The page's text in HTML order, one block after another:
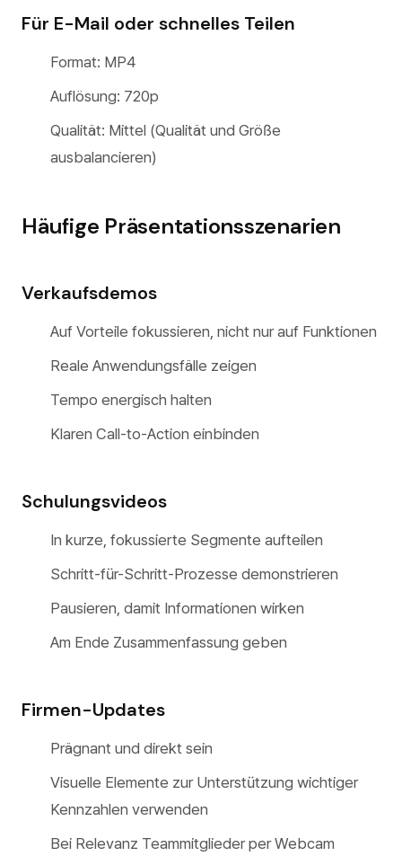
Für E-Mail oder schnelles Teilen
Format: MP4
Auflösung: 720p
Qualität: Mittel (Qualität und Größe
ausbalancieren)
Häufige Präsentationsszenarien
Verkaufsdemos
Auf Vorteile fokussieren, nicht nur auf Funktionen
Reale Anwendungsfälle zeigen
Tempo energisch halten
Klaren Call-to-Action einbinden
Schulungsvideos
In kurze, fokussierte Segmente aufteilen
Schritt-für-Schritt-Prozesse demonstrieren
Pausieren, damit Informationen wirken
Am Ende Zusammenfassung geben
Firmen-Updates
Prägnant und direkt sein
Visuelle Elemente zur Unterstützung wichtiger
Kennzahlen verwenden
Bei Relevanz Teammitglieder per Webcam